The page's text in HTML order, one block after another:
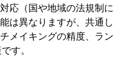
応（国や地域の法規制に
は異なりますが、共通し
メイキングの精度、ラン
す。